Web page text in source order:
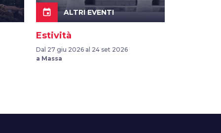
event ALTRI EVENTI
Estività
Dal 27 giu 2026 al 24 set 2026
a Massa